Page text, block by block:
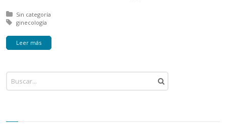
Posted in:
Sin categoría
Tagged with:
ginecología
Leer más